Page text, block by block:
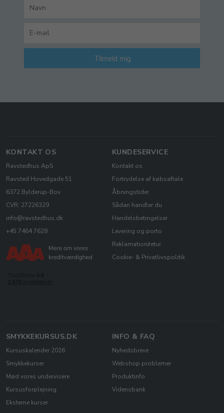
Tilmeld mig
KONTAKT OS
Ravstedhus ApS
Ravsted Hovedgade 51
6372 Bylderup-Bov
CVR: 27226329
info@ravstedhus.dk
+45 7464 7628
KUNDESERVICE
Kontakt os
Fortrydelse af købsaftale
Åbningstider
Sådan handler du
Handelsbetingelser
Levering og porto
Reklamation/retur
Cookie- & Privatlivspolitik
SMYKKEKURSUS.DK
Kursuskalender 2026
Smykkekurser
Mød vores undervisere
Kursusforplejning
Eksterne kurser
INFO & FAQ
Nyhedsbreve
Webshop problemer
Produktinfo
Vidensbank